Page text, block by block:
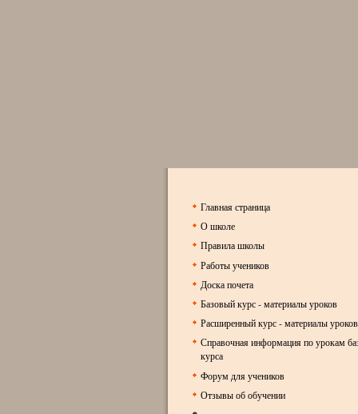
Главная страница
О школе
Правила школы
Работы учеников
Доска почета
Базовый курс - материалы уроков
Расширенный курс - материалы уроков
Справочная информация по урокам
курса
Форум для учеников
Отзывы об обучении